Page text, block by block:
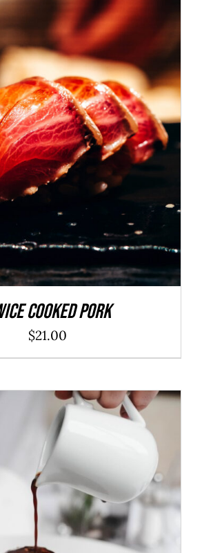
TO CART / DÉTAILS
Cooked Pork
$21.00
TO CART DÉTAILS